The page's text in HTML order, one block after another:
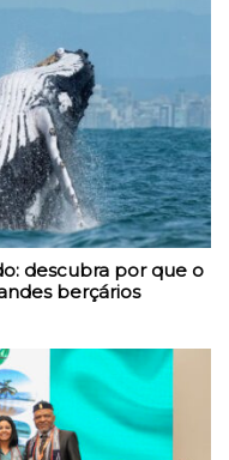
descubra por que o
berçários